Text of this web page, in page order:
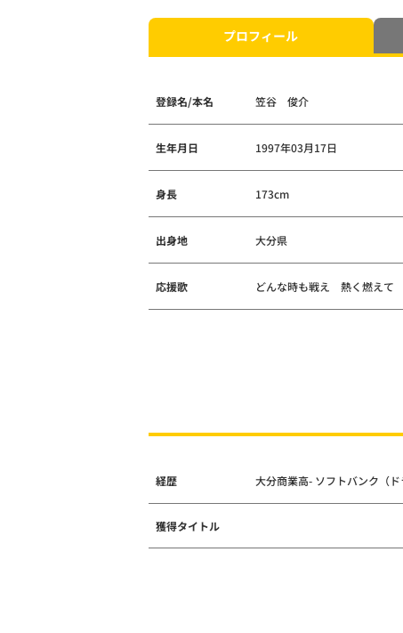
プロフィール
登録名/本名 笠谷 俊介
生年月日 1997年03月17日
身長 173cm
出身地 大分県
応援歌 どんな時も戦え 熱く燃え
経歴 大分商業高- ソフトバンク（ド
獲得タイトル